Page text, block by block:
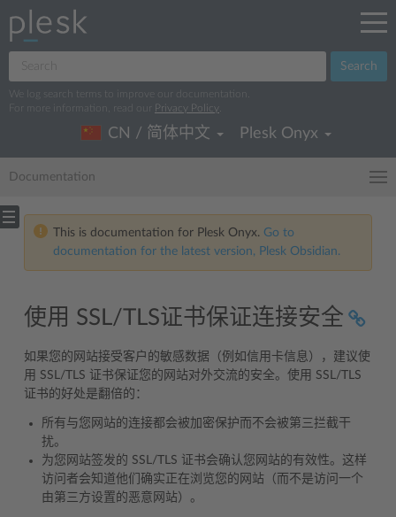
Search
We log search terms to improve our documentation.
For more information, read our
Privacy Policy
CN / 简体中文 Plesk Onyx
Documentation
This is documentation for Plesk Onyx. Go to
documentation for the latest version, Plesk Obsidian.
使用 SSL/TLS证书保证连接安全
如果您的网站接受客户的敏感数据（例如信用卡信息），建议使
用 SSL/TLS 证书保证您的网站对外交流的安全。使用 SSL/TLS
证书的好处是翻倍的：
所有与您网站的连接都会被加密保护而不会被第三拦截干
扰。
为您网站签发的 SSL/TLS 证书会确认您网站的有效性。这样
访问者会知道他们确实正在浏览您的网站（而不是访问一个
由第三方设置的恶意网站）。